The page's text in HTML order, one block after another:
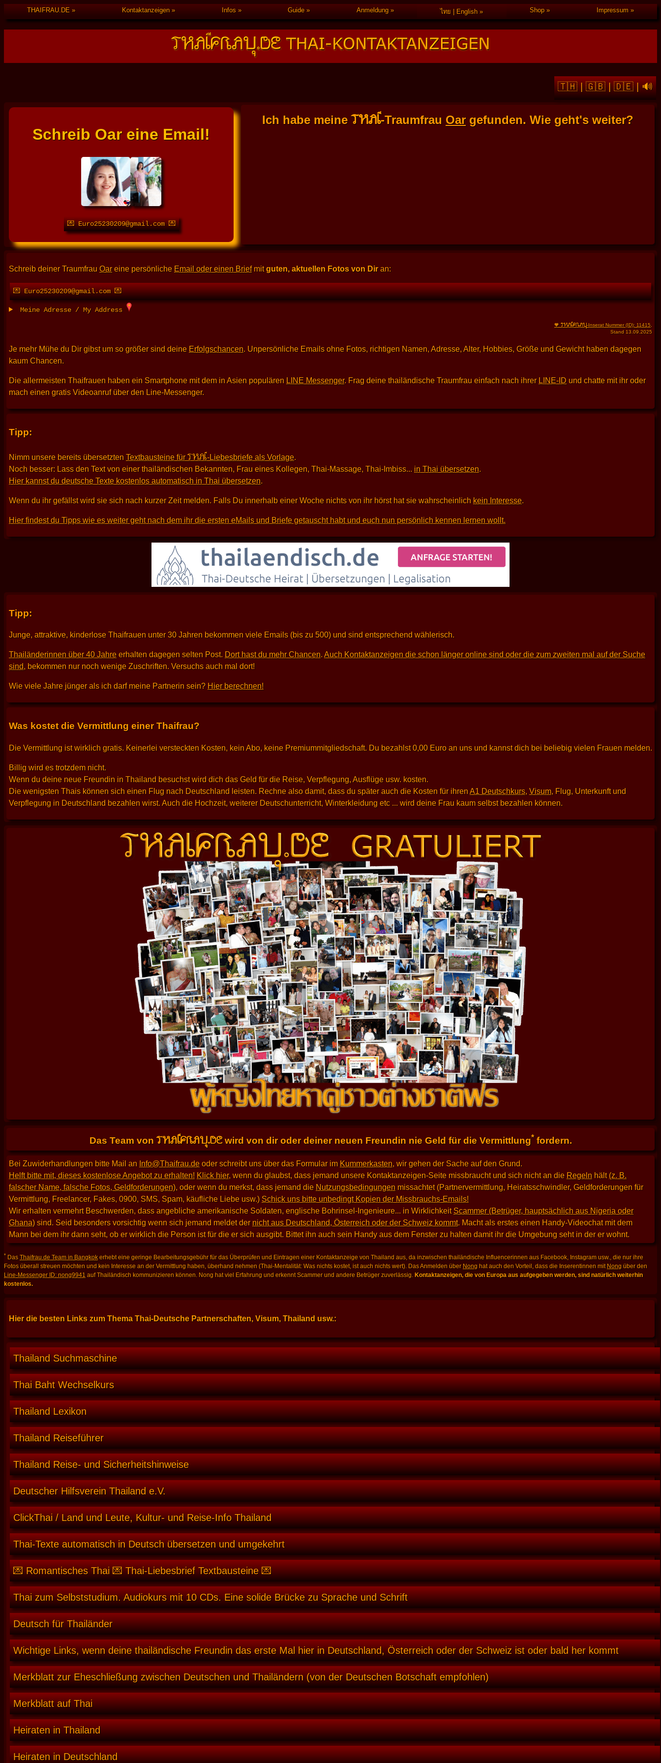
THAIFRAU.DE Kontaktanzeigen Infos Guide Anmeldung ไทย | English Shop Impressum
🇹🇭|🇬🇧|🇩🇪|🔊
Schreib Oar eine Email!
💌 Euro25230209@gmail.com 💌
Ich habe meineTHAI-Traumfrau Oargefunden. Wie geht's weiter?
Schreib deiner Traumfrau Oar eine persönliche Email oder einen Briefmitguten, aktuellen Fotos von Diran:
💌 Euro25230209@gmail.com 💌
Meine Adresse / My Address
🧡 THAIFRAU-Inserat Nummer (ID): 11415,
Stand 13.09.2025
Je mehr Mühe du Dir gibst um so größer sind deine Erfolgschancen. Unpersönliche Emails ohne Fotos, richtigen Namen, Adresse, Alter, Hobbies, Größe und Gewicht haben dagegen
kaum Chancen.
Die allermeisten Thaifrauen haben ein Smartphone mit dem in Asien populären LINE Messenger. Frag deine thailändische Traumfrau einfach nach ihrer LINE-ID und chatte mit ihr oder
mach einen gratis Videoanruf über den Line-Messenger.
Tipp:
Nimm unsere bereits übersetzten Textbausteine für THAI-Liebesbriefe als Vorlage.
Noch besser: Lass den Text von einer thailändischen Bekannten, Frau eines Kollegen, Thai-Massage, Thai-Imbiss... in Thai übersetzen.
Hier kannst du deutsche Texte kostenlos automatisch in Thai übersetzen.
Wenn du ihr gefällst wird sie sich nach kurzer Zeit melden. Falls Du innerhalb einer Woche nichts von ihr hörst hat sie wahrscheinlich kein Interesse.
Hier findest du Tipps wie es weiter geht nach dem ihr die ersten eMails und Briefe getauscht habt und euch nun persönlich kennen lernen wollt.
Tipp:
Junge, attraktive, kinderlose Thaifrauen unter 30 Jahren bekommen viele Emails (bis zu 500) und sind entsprechend wählerisch.
Thailänderinnen über 40 Jahre erhalten dagegen selten Post. Dort hast du mehr Chancen. Auch Kontaktanzeigen die schon länger online sind oder die zum zweiten mal auf der Suche
sind, bekommen nur noch wenige Zuschriften. Versuchs auch mal dort!
Wie viele Jahre jünger als ich darf meine Partnerin sein? Hier berechnen!
Was kostet die Vermittlung einer Thaifrau?
Die Vermittlung ist wirklich gratis. Keinerlei versteckten Kosten, kein Abo, keine Premiummitgliedschaft. Du bezahlst 0,00 Euro an uns und kannst dich bei beliebig vielen Frauen melden.
Billig wird es trotzdem nicht.
Wenn du deine neue Freundin in Thailand besuchst wird dich das Geld für die Reise, Verpflegung, Ausflüge usw. kosten.
Die wenigsten Thais können sich einen Flug nach Deutschland leisten. Rechne also damit, dass du später auch die Kosten für ihrenA1 Deutschkurs, Visum, Flug, Unterkunft und
Verpflegung in Deutschland bezahlen wirst. Auch die Hochzeit, weiterer Deutschunterricht, Winterkleidung etc ... wird deine Frau kaum selbst bezahlen können.
Das Team vonTHAIFRAU.DEwird von dir oder deiner neuen Freundin nie Geld für die Vermittlung*fordern.
Bei Zuwiderhandlungen bitte Mail an Info@Thaifrau.de oder schreibt uns über das Formular im Kummerkasten, wir gehen der Sache auf den Grund.
Helft bitte mit, dieses kostenlose Angebot zu erhalten! Klick hier, wenn du glaubst, dass jemand unsere Kontaktanzeigen-Seite missbraucht und sich nicht an die Regeln hält (z. B.
falscher Name, falsche Fotos, Geldforderungen), oder wenn du merkst, dass jemand die Nutzungsbedingungen missachtet (Partnervermittlung, Heiratsschwindler, Geldforderungen für
Vermittlung, Freelancer, Fakes, 0900, SMS, Spam, käufliche Liebe usw.) Schick uns bitte unbedingt Kopien der Missbrauchs-Emails!
Wir erhalten vermehrt Beschwerden, dass angebliche amerikanische Soldaten, englische Bohrinsel-Ingenieure... in Wirklichkeit Scammer (Betrüger, hauptsächlich aus Nigeria oder
Ghana)sind. Seid besonders vorsichtig wenn sich jemand meldet der nicht aus Deutschland, Österreich oder der Schweiz kommt. Macht als erstes einen Handy-Videochat mit dem
Mann bei dem ihr dann seht, ob er wirklich die Person ist für die er sich ausgibt. Bittet ihn auch sein Handy aus dem Fenster zu halten damit ihr die Umgebung seht in der er wohnt.
* Das Thaifrau.de Team in Bangkok erhebt eine geringe Bearbeitungsgebühr für das Überprüfen und Eintragen einer Kontaktanzeige von Thailand aus, da inzwischen thailändische Influencerinnen aus Facebook, Instagram usw., die nur ihre
Fotos überall streuen möchten und kein Interesse an der Vermittlung haben, überhand nehmen (Thai-Mentalität: Was nichts kostet, ist auch nichts wert). Das Anmelden über Nong hat auch den Vorteil, dass die Inserentinnen mit Nong über den
Line-Messenger ID: nong9941 auf Thailändisch kommunizieren können. Nong hat viel Erfahrung und erkennt Scammer und andere Betrüger zuverlässig. Kontaktanzeigen, die von Europa aus aufgegeben werden, sind natürlich weiterhin
kostenlos.
Hier die besten Links zum Thema Thai-Deutsche Partnerschaften, Visum, Thailand usw.:
Thailand Suchmaschine
Thai Baht Wechselkurs
Thailand Lexikon
Thailand Reiseführer
Thailand Reise- und Sicherheitshinweise
Deutscher Hilfsverein Thailand e.V.
ClickThai / Land und Leute, Kultur- und Reise-Info Thailand
Thai-Texte automatisch in Deutsch übersetzen und umgekehrt
💌 Romantisches Thai 💌 Thai-Liebesbrief Textbausteine 💌
Thai zum Selbststudium. Audiokurs mit 10 CDs. Eine solide Brücke zu Sprache und Schrift
Deutsch für Thailänder
Wichtige Links, wenn deine thailändische Freundin das erste Mal hier in Deutschland, Österreich oder der Schweiz ist oder bald her kommt
Merkblatt zur Eheschließung zwischen Deutschen und Thailändern (von der Deutschen Botschaft empfohlen)
Merkblatt auf Thai
Heiraten in Thailand
Heiraten in Deutschland